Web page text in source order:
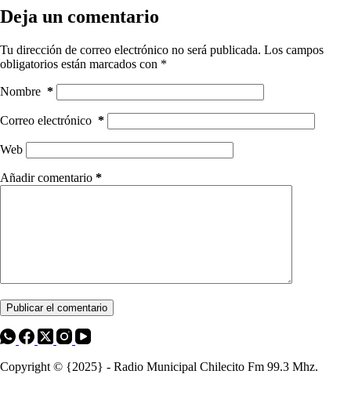
Deja un comentario
Tu dirección de correo electrónico no será publicada. Los campos
obligatorios están marcados con *
Nombre *
Correo electrónico *
Web
Añadir comentario *
Publicar el comentario
Copyright © {2025} - Radio Municipal Chilecito Fm 99.3 Mhz.